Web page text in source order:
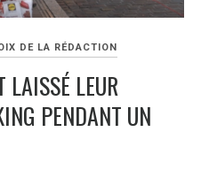
DE LA RÉDACTION
LAISSÉ LEUR
PENDANT UN